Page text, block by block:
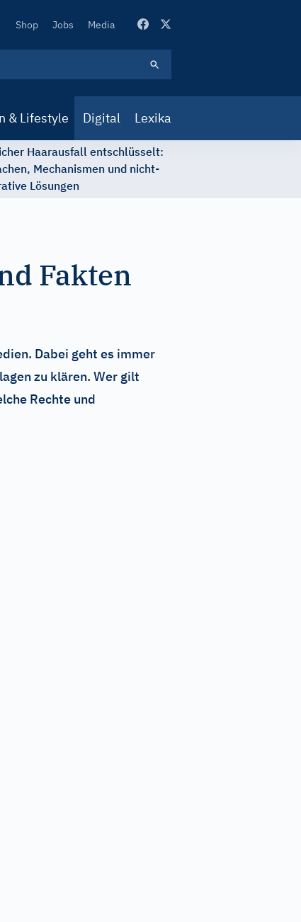
Secondary
Shop Jobs Media
& Lifestyle Digital Lexika
Haarausfall entschlüsselt:
Mechanismen und nicht-
Lösungen
Fakten
Dabei geht es immer
zu klären. Wer gilt
Rechte und